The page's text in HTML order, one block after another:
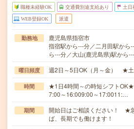
職種未経験OK 交通費別途支給あり 土日
WEB登録OK 派遣
勤務地
鹿児島県指宿市
指宿駅から---分／二月田駅から
ら---分／大山(鹿児島県)駅から
曜日頻度 週2日～5日OK（月～金） ★土
時間
★1日4時間～の時短シフトOK★
7:00～16:009:00～17:0011:…
期間
開始日はご相談ください！
ば、長期でも働けます！